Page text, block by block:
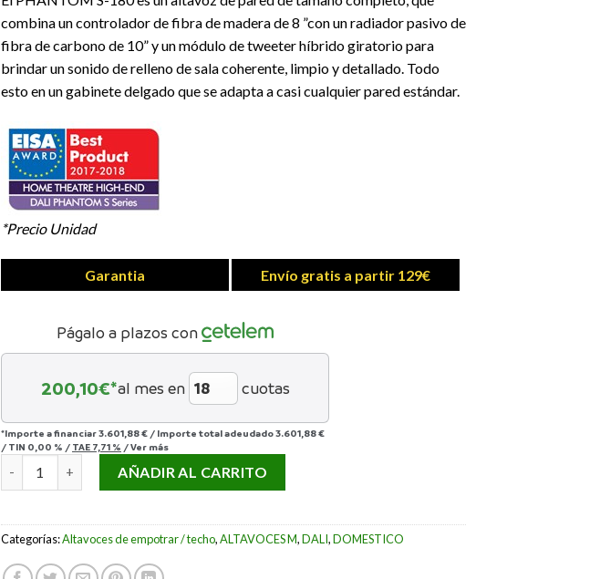
combina un controlador de fibra de madera de 8 ”con un radiador pasivo de
fibra de carbono de 10” y un módulo de tweeter híbrido giratorio para
brindar un sonido de relleno de sala coherente, limpio y detallado. Todo
esto en un gabinete delgado que se adapta a casi cualquier pared estándar.
*Precio Unidad
Garantia Envío gratis a partir 129€
Págalo a plazos con
200,10€*al mes en cuotas
*Importe a financiar3.601,88 € / Importe total adeudado3.601,88 €
/ TIN 0,00 % / TAE 7,71 % /Ver más
DALI PHANTOM S-180 ON WALL cantidad
AÑADIR AL CARRITO
Categorías:Altavoces de empotrar / techo,ALTAVOCES M,DALI,DOMESTICO